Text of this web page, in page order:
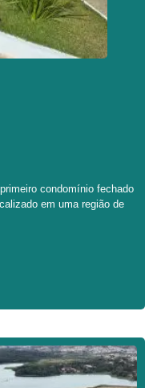
condomínio fechado
em uma região de